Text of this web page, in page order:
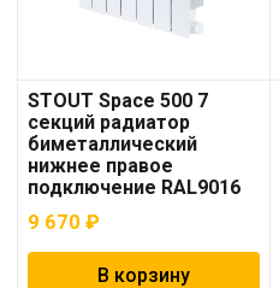
STOUT Space 500 7
секций радиатор
биметаллический
нижнее правое
подключение RAL9016
9 670 ₽
В корзину